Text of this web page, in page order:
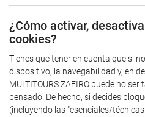
¿Cómo activar,
cookies?
Tienes que tener en cuenta que si
dispositivo, la navegabilidad y, en
MULTITOURS ZAFIRO puede no
pensado. De hecho, si decides
(incluyendo las "esenciales/